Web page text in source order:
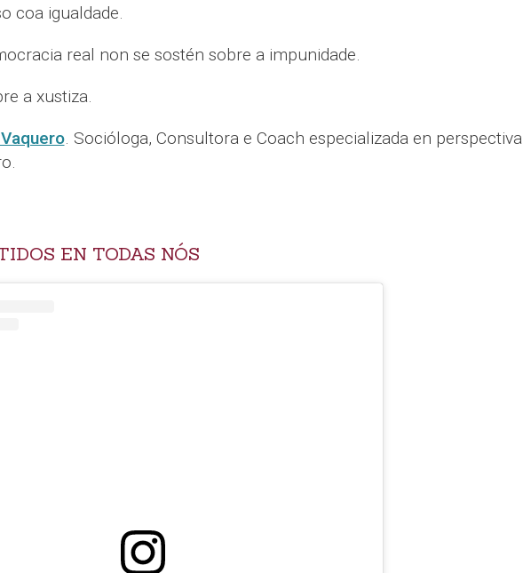
coa igualdade.
real non se sostén sobre a impunidade.
a xustiza.
. Socióloga, Consultora e Coach especializada en perspectiva
EN TODAS NÓS